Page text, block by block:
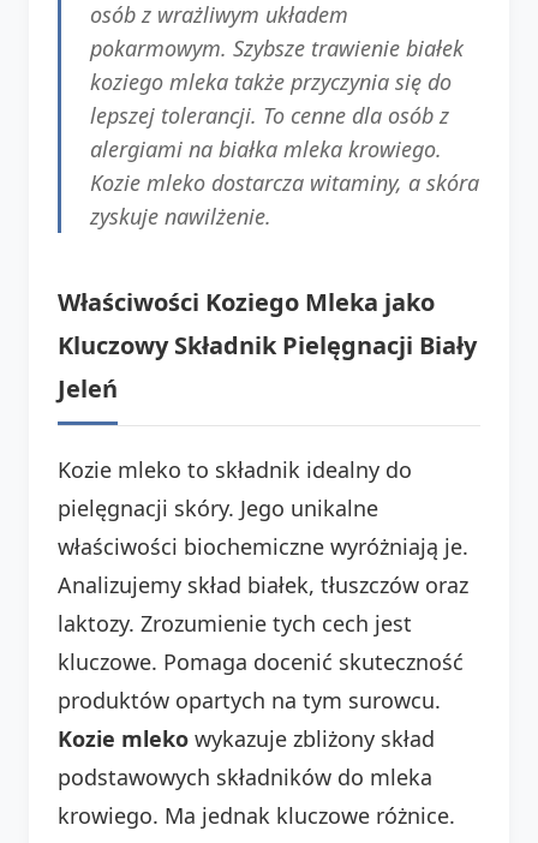
osób z wrażliwym układem
pokarmowym. Szybsze trawienie białek
koziego mleka także przyczynia się do
lepszej tolerancji. To cenne dla osób z
alergiami na białka mleka krowiego.
Kozie mleko dostarcza witaminy, a skóra
zyskuje nawilżenie.
Właściwości Koziego Mleka jako
Kluczowy Składnik Pielęgnacji Biały
Jeleń
Kozie mleko to składnik idealny do
pielęgnacji skóry. Jego unikalne
właściwości biochemiczne wyróżniają je.
Analizujemy skład białek, tłuszczów oraz
laktozy. Zrozumienie tych cech jest
kluczowe. Pomaga docenić skuteczność
produktów opartych na tym surowcu.
Kozie mleko wykazuje zbliżony skład
podstawowych składników do mleka
krowiego. Ma jednak kluczowe różnice.